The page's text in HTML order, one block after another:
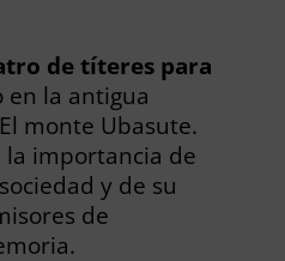
de títeres para
en la antigua
monte Ubasute.
la importancia de
y de su
de